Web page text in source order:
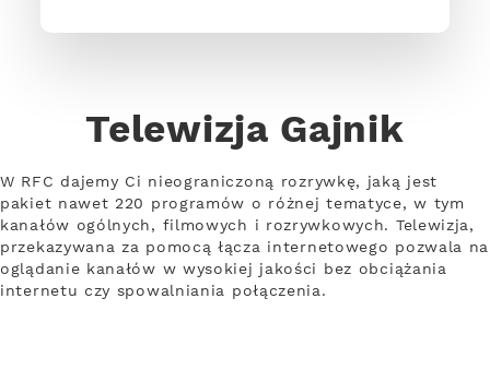
Telewizja Gajnik
W RFC dajemy Ci nieograniczoną rozrywkę, jaką jest
pakiet nawet 220 programów o różnej tematyce, w tym
kanałów ogólnych, filmowych i rozrywkowych. Telewizja,
przekazywana za pomocą łącza internetowego pozwala na
oglądanie kanałów w wysokiej jakości bez obciążania
internetu czy spowalniania połączenia.